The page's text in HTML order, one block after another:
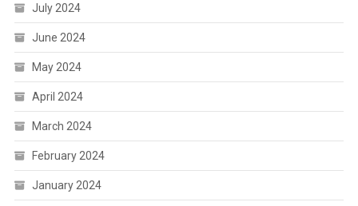
July 2024
June 2024
May 2024
April 2024
March 2024
February 2024
January 2024